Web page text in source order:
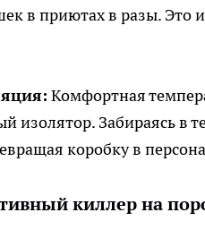
в приютах в разы. Это
Комфортная
изолятор. Забираясь в
коробку в
киллер на